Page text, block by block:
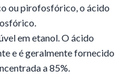
ou pirofosfórico, o ácido
em etanol. O ácido
e é geralmente fornecido
a 85%.